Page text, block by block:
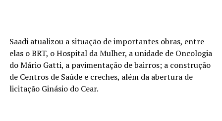
Saadi atualizou a situação de importantes obras, entre
elas o BRT, o Hospital da Mulher, a unidade de Oncologia
do Mário Gatti, a pavimentação de bairros; a construção
de Centros de Saúde e creches, além da abertura de
licitação Ginásio do Cear.